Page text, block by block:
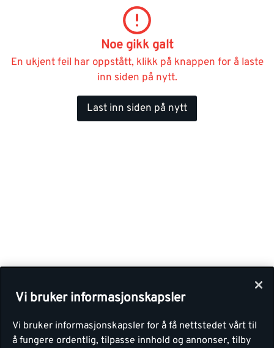
Noe gikk galt
En ukjent feil har oppstått, klikk på knappen for å laste
inn siden på nytt.
Last inn siden på nytt
Vi bruker informasjonskapsler
Vi bruker informasjonskapsler for å få nettstedet vårt til
å fungere ordentlig, tilpasse innhold og annonser, tilby